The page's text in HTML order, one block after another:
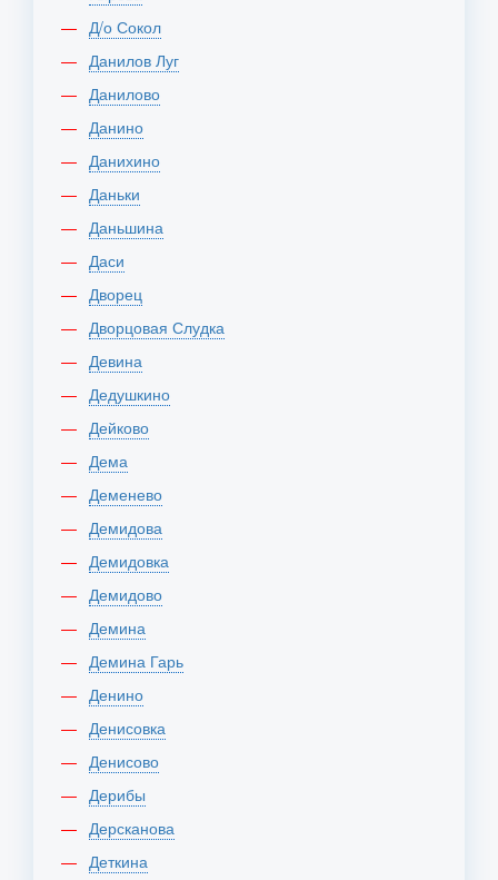
Д/о Сокол
Данилов Луг
Данилово
Данино
Данихино
Даньки
Даньшина
Даси
Дворец
Дворцовая Слудка
Девина
Дедушкино
Дейково
Дема
Деменево
Демидова
Демидовка
Демидово
Демина
Демина Гарь
Денино
Денисовка
Денисово
Дерибы
Дерсканова
Деткина